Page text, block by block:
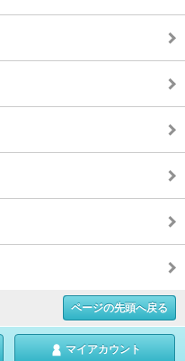
ページの先頭へ戻る
マイアカウント